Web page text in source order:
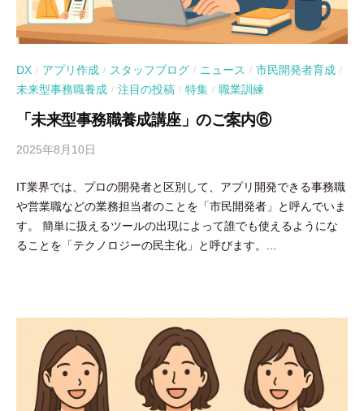
DX / アプリ作成 / スタッフブログ / ニュース / 市民開発者育成 /
未来型事務職養成 / 注目の投稿 / 特集 / 職業訓練
「未来型事務職養成講座」のご案内⑥
2025年8月10日
吉
田
豪
IT業界では、プロの開発者と区別して、アプリ開発できる事務職
や営業職などの業務担当者のことを「市民開発者」と呼んでいま
す。 簡単に扱えるツールの出現によって誰でも使えるようにな
ることを「テクノロジーの民主化」と呼びます。...